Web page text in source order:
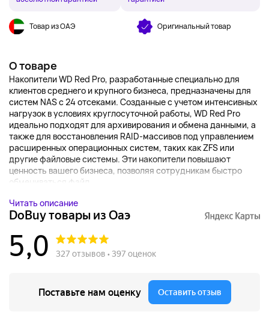
Товар из ОАЭ Оригинальный товар
О товаре
Накопители WD Red Pro, разработанные специально для
клиентов среднего и крупного бизнеса, предназначены для
систем NAS с 24 отсеками. Созданные с учетом интенсивных
нагрузок в условиях круглосуточной работы, WD Red Pro
идеально подходят для архивирования и обмена данными, а
также для восстановления RAID-массивов под управлением
расширенных операционных систем, таких как ZFS или
другие файловые системы. Эти накопители повышают
ценность вашего бизнеса, позволяя сотрудникам быстро
обмениваться файл...
Читать описание